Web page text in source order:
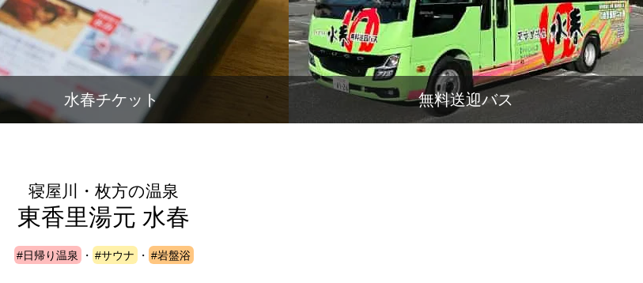
水春チケット 無料送迎バス
寝屋川・枚方の温泉
東香里湯元 水春
#日帰り温泉 ・ #サウナ ・ #岩盤浴